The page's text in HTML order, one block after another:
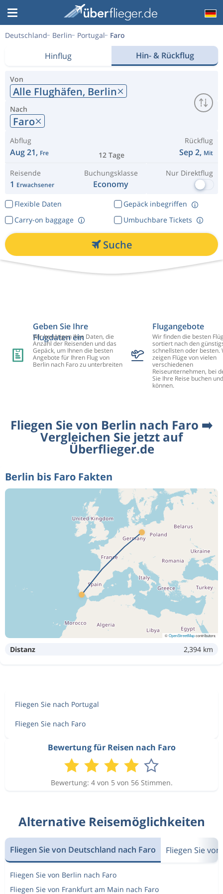
Deutschland Berlin Portugal Faro
Hinflug Hin- & Rückflug
Von
Alle Flughäfen, Berlin
Nach
Faro
Abflug
Aug 21, Fre 12 Tage
Rückflug
Sep 2, Mit
Reisende
1 Erwachsener
Buchungsklasse
Economy
Nur Direktflug
Flexible Daten
Gepäck inbegriffen
Umbuchbare Tickets
Carry-on baggage
Suche
Geben Sie Ihre
Flugdaten ein
Wir benötigen Ihre Daten, die
Anzahl der Reisenden und das
Gepäck, um Ihnen die besten
Angebote für Ihren Flug von
Berlin nach Faro zu unterbreiten
Flugangebote
Wir finden die besten
sortiert nach den
schnellsten oder besten.
zeigen Flüge von vielen
verschiedenen
Reiseunternehmen, bei
Sie Ihre Reise buchen
können.
Fliegen Sie von Berlin nach Faro ➡️
Vergleichen Sie jetzt auf
Überflieger.de
Berlin bis Faro Fakten
©OpenStreetMapcontributors
Distanz 2,394 km
Fliegen Sie nach Portugal
Fliegen Sie nach Faro
Bewertung für Reisen nach Faro
Bewertung: 4 von 5 von 56 Stimmen.
Alternative Reisemöglichkeiten
Fliegen Sie von Deutschland nach Faro Fliegen Sie
Fliegen Sie von Berlin nach Faro
Fliegen Sie von Frankfurt am Main nach Faro